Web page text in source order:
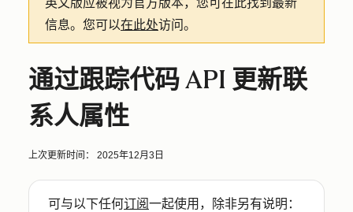
英文版应被视为官方版本，您可在此找到最新
信息。您可以在此处访问。
通过跟踪代码 API 更新联
系人属性
上次更新时间： 2025年12月3日
可与以下任何订阅一起使用，除非另有说明：